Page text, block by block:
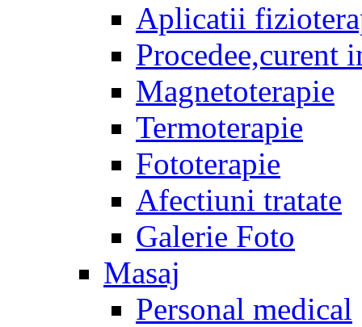
Aplicatii
Procedee,curent
Magnetoterapie
Termoterapie
Fototerapie
Afectiuni tratate
Galerie Foto
Masaj
Personal medical